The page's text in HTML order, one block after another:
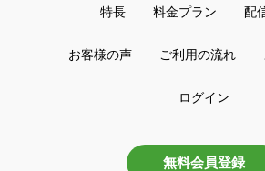
特長 料金プラン 配
お客様の声 ご利用の流れ
ログイン
無料会員登録